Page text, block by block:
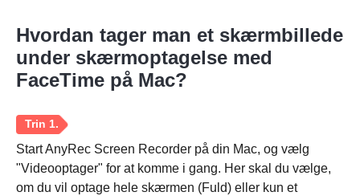
Hvordan tager man et skærmbillede
under skærmoptagelse med
FaceTime på Mac?
Start AnyRec Screen Recorder på din Mac, og vælg
"Videooptager" for at komme i gang. Her skal du vælge,
om du vil optage hele skærmen (Fuld) eller kun et